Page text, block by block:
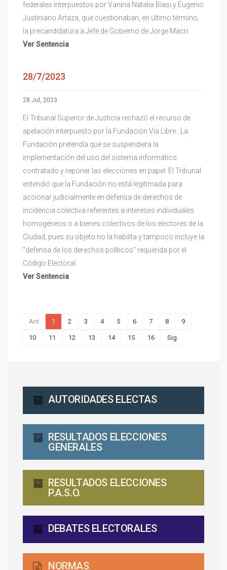
federales interpuestos por Vanina Natalia Biasi y Eugenio
Justiniano Artaza, que cuestionaban, en último término,
la precandidatura a Jefe de Gobierno de Jorge Macri.
Ver Sentencia
28/7/2023
28 Jul, 2023
El Tribunal Superior de Justicia rechazó el recurso de
apelación interpuesto por la Fundación Vía Libre . La
Fundación pretendía que se suspendiera la
implementación del uso del sistema informático
contratado y reponer las elecciones en papel. El Tribunal
entendió que la Fundación no está legitimada para
accionar judicialmente en defensa de derechos de
incidencia colectiva referentes a intereses individuales
homogéneos o a bienes colectivos de los electores de la
Ciudad, pues su objeto no la habilita y tampoco incluye la
“defensa de los derechos políticos” requerida por el
Código Electoral.
Ver Sentencia
Ant 1 2 3 4 5 6 7 8 9
10 11 12 13 14 15 16 Sig
AUTORIDADES ELECTAS
RESULTADOS ELECCIONES
GENERALES
RESULTADOS ELECCIONES
P.A.S.O.
DEBATES ELECTORALES
NORMAS